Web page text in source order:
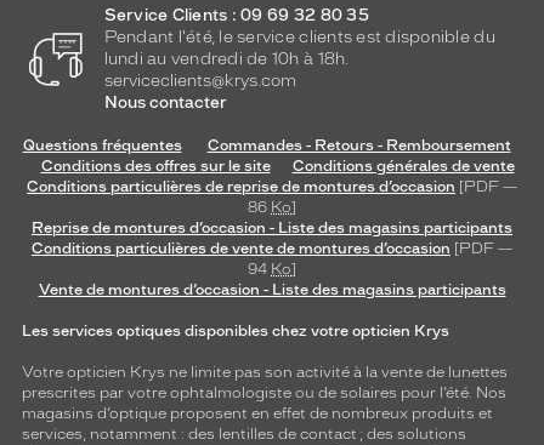
Service Clients : 09 69 32 80 35
Pendant l'été, le service clients est disponible du
lundi au vendredi de 10h à 18h.
serviceclients@krys.com
Nous contacter
Questions fréquentes
Commandes - Retours - Remboursement
Conditions des offres sur le site
Conditions générales de vente
Conditions particulières de reprise de montures d’occasion [PDF —
86 Ko]
Reprise de montures d’occasion - Liste des magasins participants
Conditions particulières de vente de montures d’occasion [PDF —
94 Ko]
Vente de montures d’occasion - Liste des magasins participants
Les services optiques disponibles chez votre opticien Krys
Votre opticien Krys ne limite pas son activité à la vente de lunettes
prescrites par votre ophtalmologiste ou de solaires pour l’été. Nos
magasins d’optique proposent en effet de nombreux produits et
services, notamment : des lentilles de contact ; des solutions